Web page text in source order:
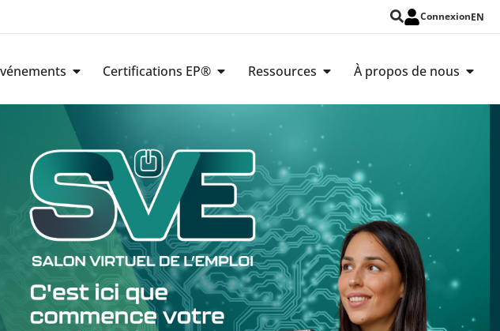
ConnexionEN
Certifications EP® Ressources À propos de nous